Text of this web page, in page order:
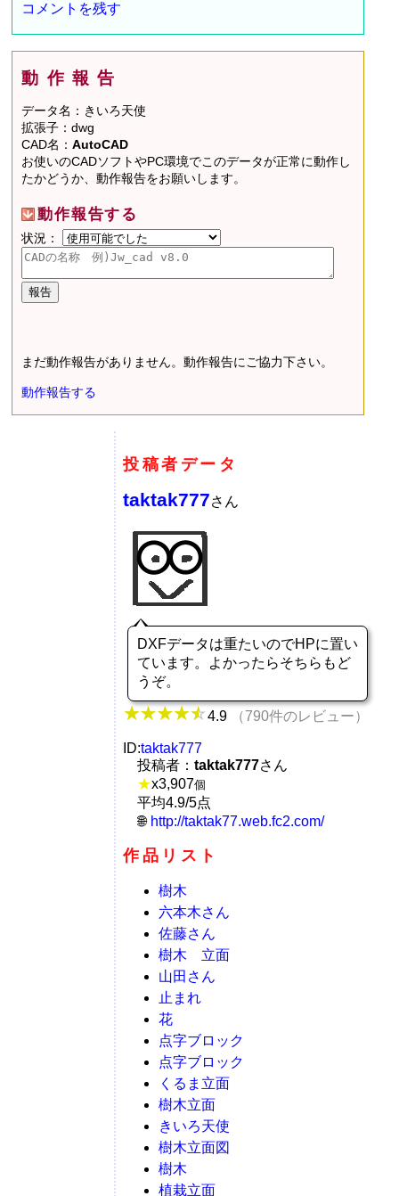
コメントを残す
動作報告
データ名：きいろ天使
拡張子：dwg
CAD名：AutoCAD
お使いのCADソフトやPC環境でこのデータが正常に動作し
たかどうか、動作報告をお願いします。
動作報告する
状況：
まだ動作報告がありません。動作報告にご協力下さい。
動作報告する
投稿者データ
taktak777さん
DXFデータは重たいのでHPに置い
ています。よかったらそちらもど
うぞ。
4.9 （790件のレビュー）
ID:taktak777
投稿者： taktak777さん
★x3,907個
平均4.9/5点
http://taktak77.web.fc2.com/
作品リスト
樹木
六本木さん
佐藤さん
樹木 立面
山田さん
止まれ
花
点字ブロック
点字ブロック
くるま立面
樹木立面
きいろ天使
樹木立面図
樹木
植栽立面